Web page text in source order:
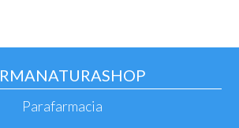
Parafarmacia